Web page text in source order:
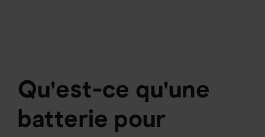
Qu'est-ce qu'une
batterie pour